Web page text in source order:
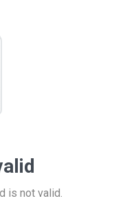
is not valid.